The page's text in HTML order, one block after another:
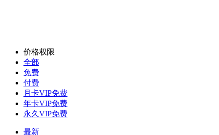
价格权限
全部
免费
付费
月卡VIP免费
年卡VIP免费
永久VIP免费
最新